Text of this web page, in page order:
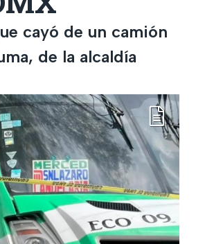
cayó de un camión
de la alcaldía